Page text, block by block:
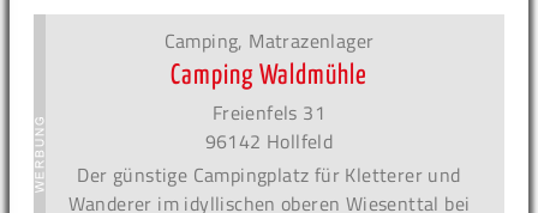
Camping, Matrazenlager
Camping Waldmühle
Freienfels 31
96142 Hollfeld
Der günstige Campingplatz für Kletterer und
Wanderer im idyllischen oberen Wiesenttal bei